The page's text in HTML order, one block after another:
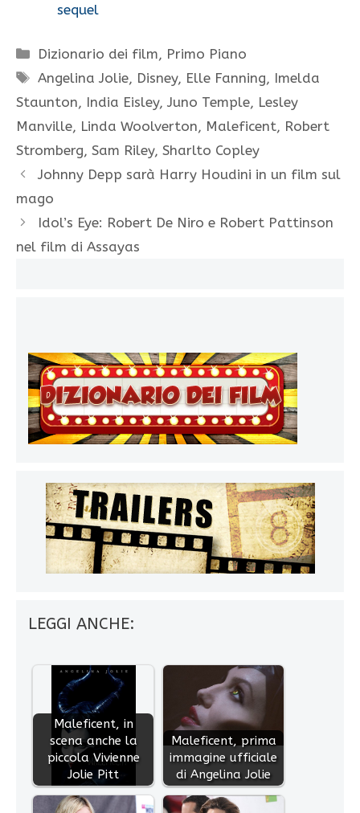
sequel
Categorie
Dizionario dei film, Primo Piano
Tag
Angelina Jolie, Disney, Elle Fanning, Imelda
Staunton, India Eisley, Juno Temple, Lesley
Manville, Linda Woolverton, Maleficent, Robert
Stromberg, Sam Riley, Sharlto Copley
Johnny Depp sarà Harry Houdini in un film sul
mago
Idol’s Eye: Robert De Niro e Robert Pattinson
nel film di Assayas
LEGGI ANCHE:
Maleficent, in
scena anche la
piccola Vivienne
Jolie Pitt
Maleficent, prima
immagine ufficiale
di Angelina Jolie